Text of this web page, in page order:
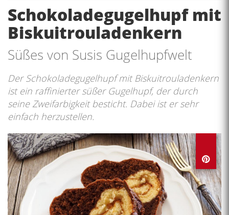
Schokoladegugelhupf mit
Biskuitrouladenkern
Süßes von Susis Gugelhupfwelt
Der Schokoladegugelhupf mit Biskuitrouladenkern
ist ein raffinierter süßer Gugelhupf, der durch
seine Zweifarbigkeit besticht. Dabei ist er sehr
einfach herzustellen.